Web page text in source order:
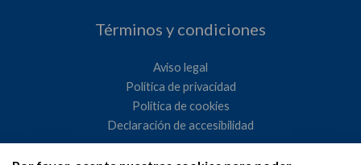
Términos y condiciones
Aviso legal
Política de privacidad
Política de cookies
Declaración de accesibilidad